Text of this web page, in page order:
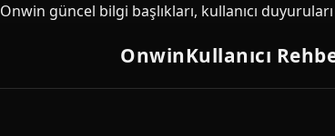
Onwin güncel bilgi başlıkları, kullanıcı
OnwinKullanıcı